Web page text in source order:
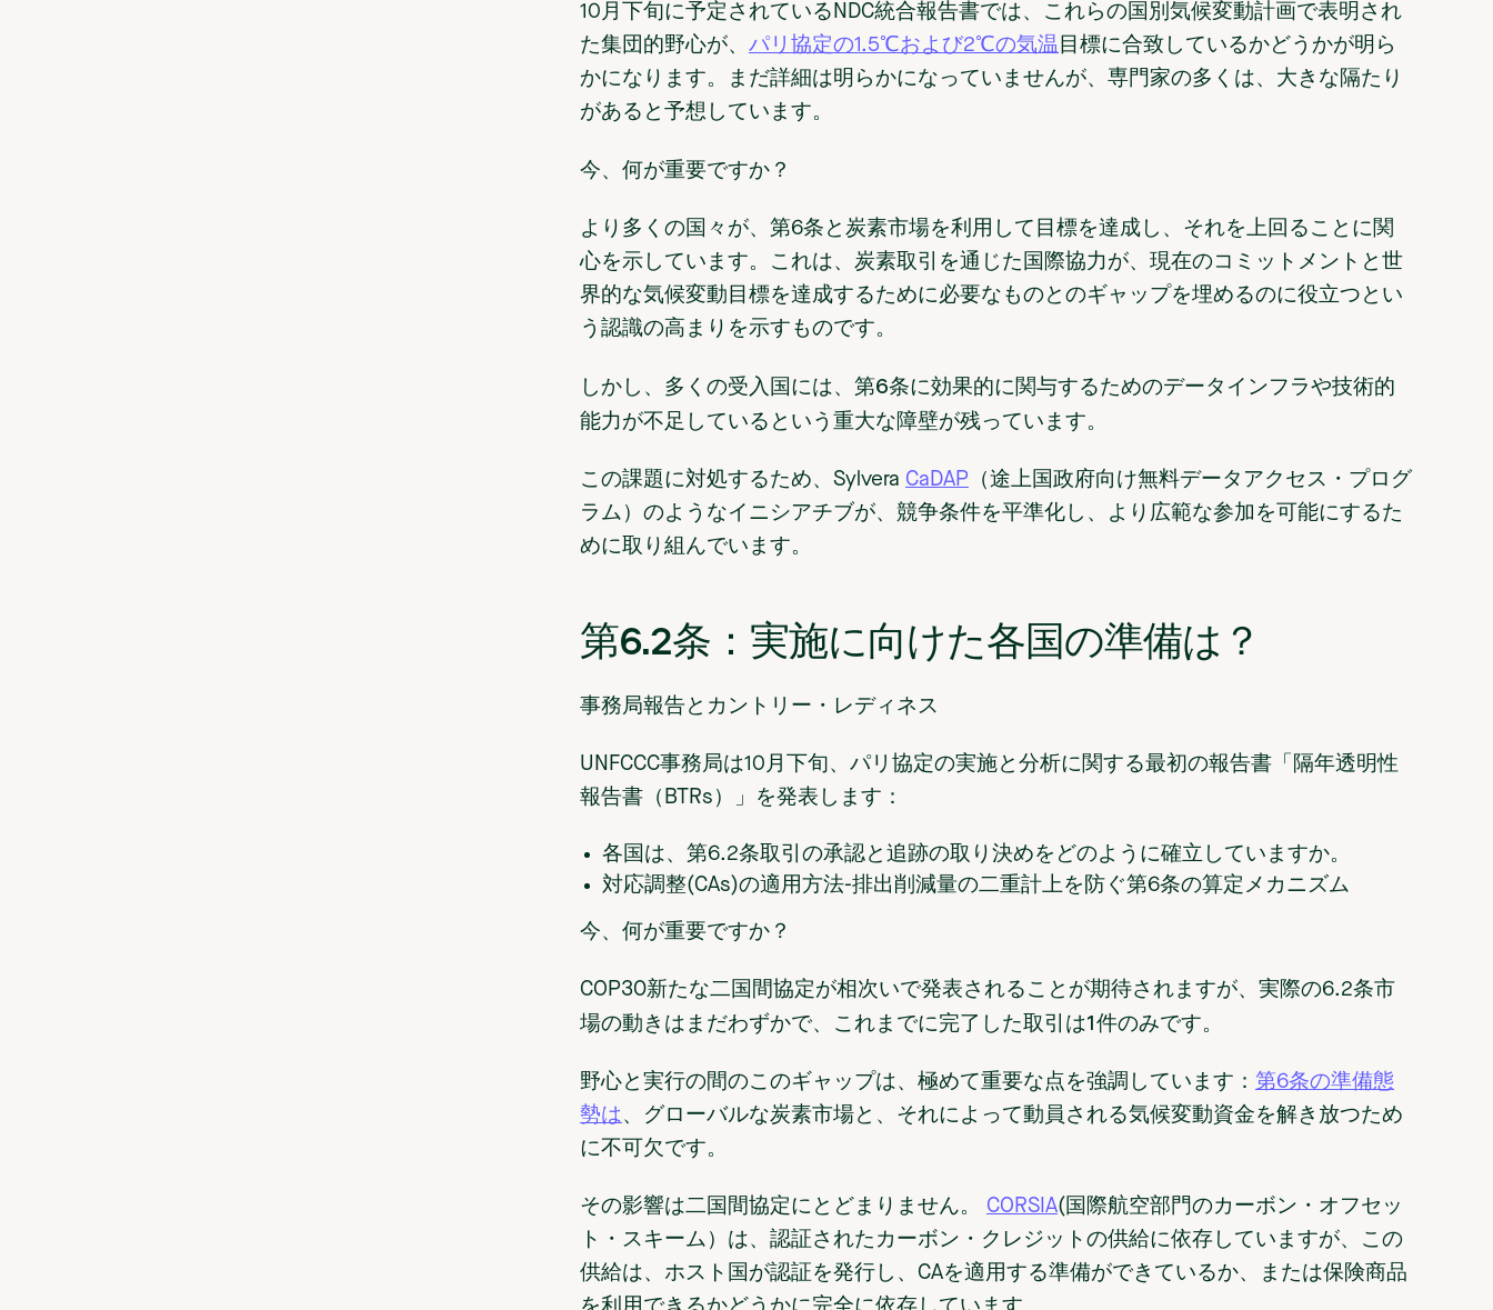
10月下旬に予定されているNDC統合報告書では、これらの国別気候変動計画で表明され
た集団的野心が、 パリ協定の1.5℃および2℃の気温 目標に合致しているかどうかが明ら
かになります。まだ詳細は明らかになっていませんが、専門家の多くは、大きな隔たり
があると予想しています。
今、何が重要ですか？
より多くの国々が、第6条と炭素市場を利用して目標を達成し、それを上回ることに関
心を示しています。これは、炭素取引を通じた国際協力が、現在のコミットメントと世
界的な気候変動目標を達成するために必要なものとのギャップを埋めるのに役立つとい
う認識の高まりを示すものです。
しかし、 多くの受入国には、第6条に効果的に関与するためのデータインフラや技術的
能力が不足しているという重大な障壁が残っています。
この課題に対処するため、Sylvera CaDAP （途上国政府向け無料データアクセス・プログ
ラム）のようなイニシアチブが、競争条件を平準化し、より広範な参加を可能にするた
めに取り組んでいます。
第6.2条：実施に向けた各国の準備は？
事務局報告とカントリー・レディネス
UNFCCC事務局は10月下旬、パリ協定の実施と分析に関する最初の報告書「隔年透明性
報告書（BTRs）」を発表します：
各国は、第6.2条取引の承認と追跡の取り決めをどのように確立していますか。
対応調整(CAs)の適用方法-排出削減量の二重計上を防ぐ第6条の算定メカニズム
今、何が重要ですか？
COP30新たな二国間協定が相次いで発表されることが期待されますが、実際の6.2条市
場の動きはまだわずかで、
これまでに完了した取引は1件のみです。
野心と実行の間のこのギャップは、極めて重要な点を強調しています： 第6条の準備態
勢は、グローバルな炭素市場と、それによって動員される気候変動資金を解き放つため
に不可欠です。
その影響は二国間協定にとどまりません。 CORSIA(国際航空部門のカーボン・オフセッ
ト・スキーム）は、認証されたカーボン・クレジットの供給に依存していますが、この
供給は、ホスト国が認証を発行し、CAを適用する準備ができているか、または保険商品